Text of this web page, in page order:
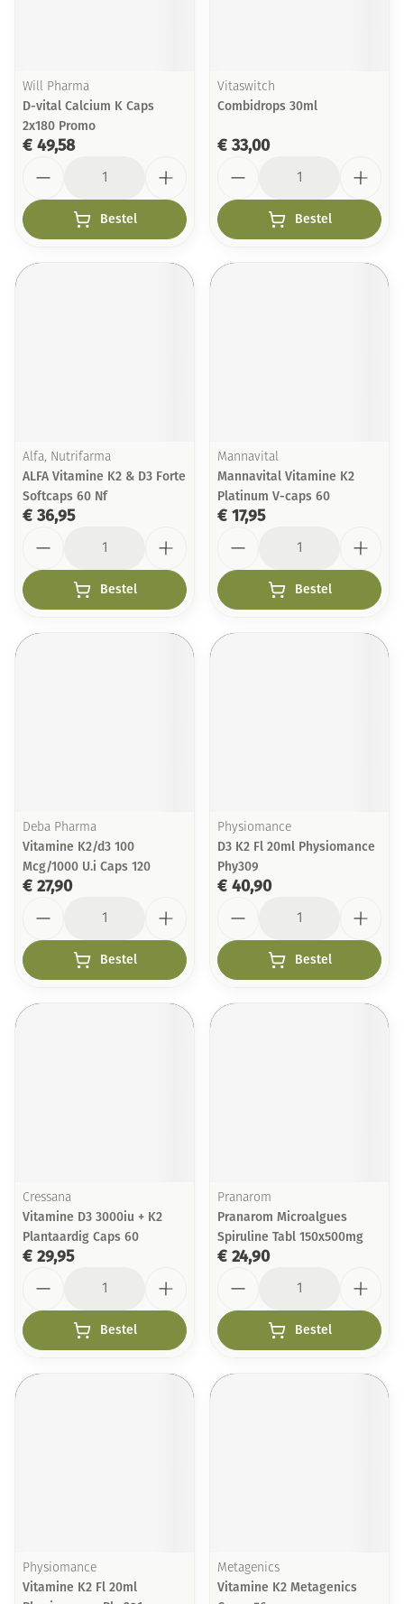
Will Pharma
D-vital Calcium K Caps
2x180 Promo
€ 49,58
Bestel
Vitaswitch
Combidrops 30ml
€ 33,00
Bestel
Alfa, Nutrifarma
ALFA Vitamine K2 & D3 Forte
Softcaps 60 Nf
€ 36,95
Bestel
Mannavital
Mannavital Vitamine K2
Platinum V-caps 60
€ 17,95
Bestel
Deba Pharma
Vitamine K2/d3 100
Mcg/1000 U.i Caps 120
€ 27,90
Bestel
Physiomance
D3 K2 Fl 20ml Physiomance
Phy309
€ 40,90
Bestel
Cressana
Vitamine D3 3000iu + K2
Plantaardig Caps 60
€ 29,95
Bestel
Pranarom
Pranarom Microalgues
Spiruline Tabl 150x500mg
€ 24,90
Bestel
Physiomance
Vitamine K2 Fl 20ml
Metagenics
Vitamine K2 Metagenics